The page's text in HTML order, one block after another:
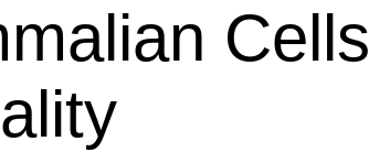
Cells